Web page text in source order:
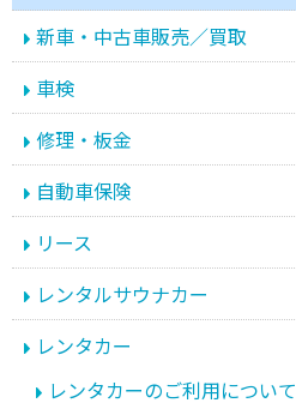
新車・中古車販売／買取
車検
修理・板金
自動車保険
リース
レンタルサウナカー
レンタカー
レンタカーのご利用について